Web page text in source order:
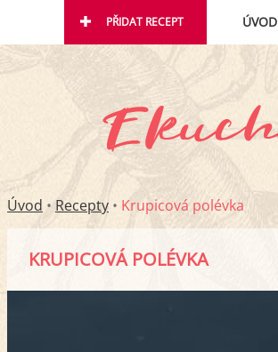
PŘIDAT RECEPT ÚVOD
Úvod • Recepty • Krupicová polévka
KRUPICOVÁ POLÉVKA